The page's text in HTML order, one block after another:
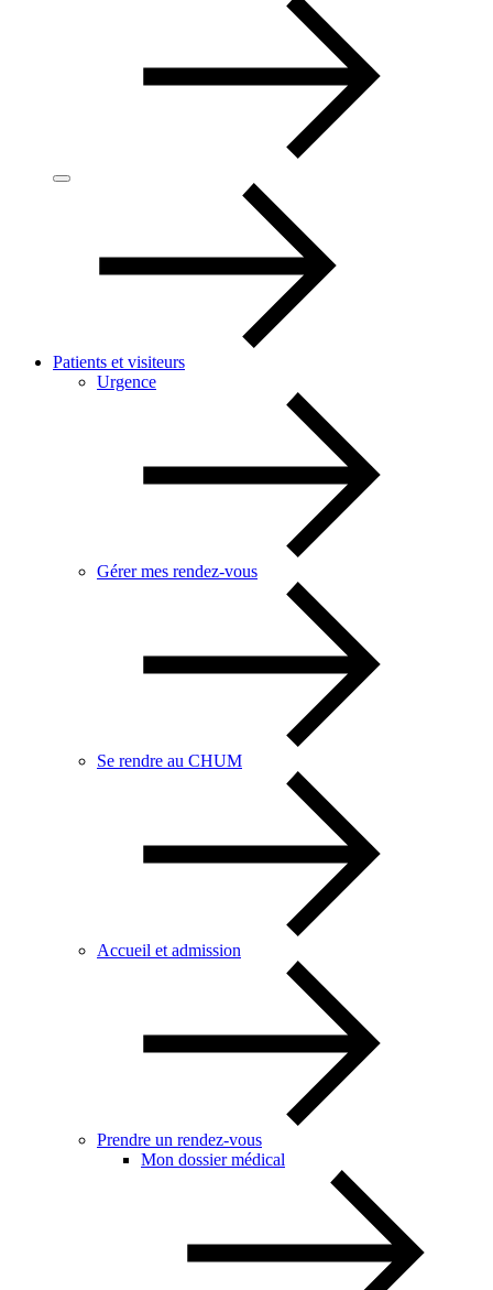
Patients et visiteurs
Urgence
Gérer mes rendez-vous
Se rendre au CHUM
Accueil et admission
Prendre un rendez-vous
Mon dossier médical